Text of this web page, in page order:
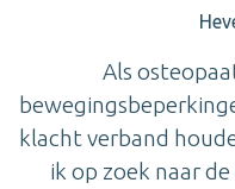
Als
klacht verband
ik op zoek naar